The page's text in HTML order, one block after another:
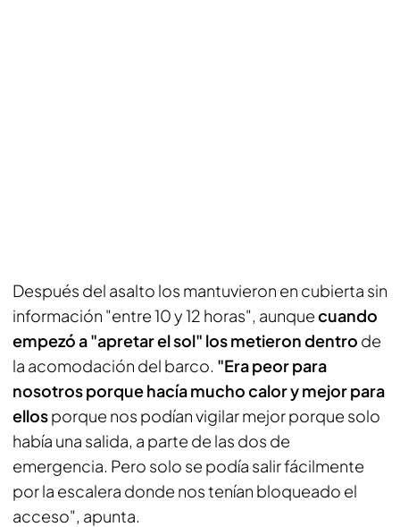
Después del asalto los mantuvieron en cubierta sin
información "entre 10 y 12 horas", aunquecuando
empezó a "apretar el sol" los metieron dentro de
la acomodación del barco. "Era peor para
nosotros porque hacía mucho calor y mejor para
ellosporque nos podían vigilar mejor porque solo
había una salida, a parte de las dos de
emergencia. Pero solo se podía salir fácilmente
por la escalera donde nos tenían bloqueado el
acceso", apunta.